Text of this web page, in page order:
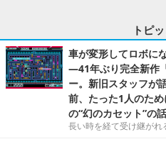
トピ
車が変形してロボに
―41年ぶり完全新作
ー。新旧スタッフが
前、たった1人のた
の“幻のカセット”の話
長い時を経て受け継がれ